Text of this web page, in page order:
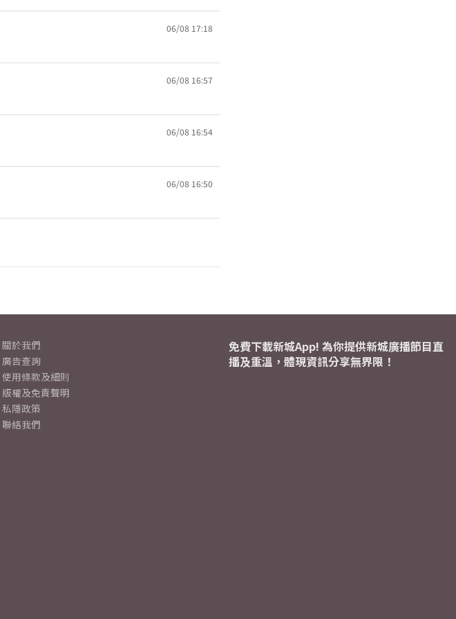
06/08 17:18
06/08 16:57
06/08 16:54
06/08 16:50
關於我們
廣告查詢
使用條款及細則
版權及免責聲明
私隱政策
聯絡我們
免費下載新城App! 為你提供新城廣播節目直
播及重溫，體現資訊分享無界限！